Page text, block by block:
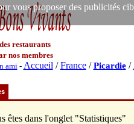
proposer des publicités
restaurants
nos membres
ami- Accueil /France/Picardie/
êtes dans l'onglet "Statistiques"